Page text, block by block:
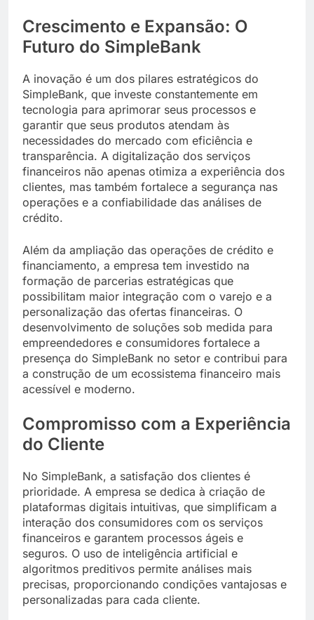
Crescimento e Expansão: O
Futuro do SimpleBank
A inovação é um dos pilares estratégicos do
SimpleBank, que investe constantemente em
tecnologia para aprimorar seus processos e
garantir que seus produtos atendam às
necessidades do mercado com eficiência e
transparência. A digitalização dos serviços
financeiros não apenas otimiza a experiência dos
clientes, mas também fortalece a segurança nas
operações e a confiabilidade das análises de
crédito.
Além da ampliação das operações de crédito e
financiamento, a empresa tem investido na
formação de parcerias estratégicas que
possibilitam maior integração com o varejo e a
personalização das ofertas financeiras. O
desenvolvimento de soluções sob medida para
empreendedores e consumidores fortalece a
presença do SimpleBank no setor e contribui para
a construção de um ecossistema financeiro mais
acessível e moderno.
Compromisso com a Experiência
do Cliente
No SimpleBank, a satisfação dos clientes é
prioridade. A empresa se dedica à criação de
plataformas digitais intuitivas, que simplificam a
interação dos consumidores com os serviços
financeiros e garantem processos ágeis e
seguros. O uso de inteligência artificial e
algoritmos preditivos permite análises mais
precisas, proporcionando condições vantajosas e
personalizadas para cada cliente.